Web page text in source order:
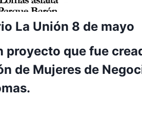
La Unión 8 de mayo
proyecto que fue
de Mujeres de